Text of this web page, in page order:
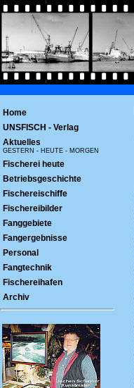
Home
UNSFISCH - Verlag
Aktuelles
GESTERN - HEUTE - MORGEN
Fischerei heute
Betriebsgeschichte
Fischereischiffe
Fischereibilder
Fanggebiete
Fangergebnisse
Personal
Fangtechnik
Fischereihafen
Archiv